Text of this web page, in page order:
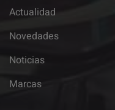
Actualidad
Novedades
Noticias
Marcas